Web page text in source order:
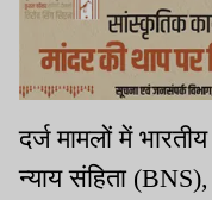
दर्ज मामलों में
न्याय संहिता